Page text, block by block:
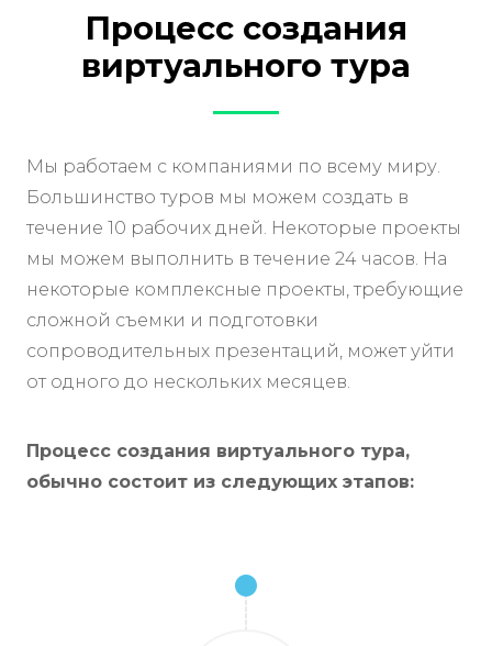
Процесс создания
виртуального тура
Мы работаем с компаниями по всему миру.
Большинство туров мы можем создать в
течение 10 рабочих дней. Некоторые проекты
мы можем выполнить в течение 24 часов. На
некоторые комплексные проекты, требующие
сложной съемки и подготовки
сопроводительных презентаций, может уйти
от одного до нескольких месяцев.
Процесс создания виртуального тура,
обычно состоит из следующих этапов: